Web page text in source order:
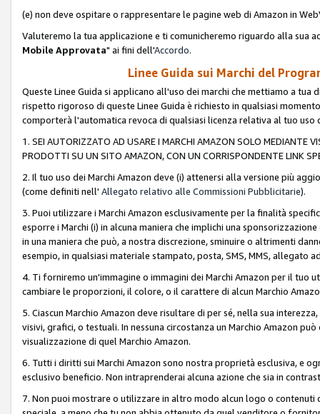
(e) non deve ospitare o rappresentare le pagine web di Amazon in
Valuteremo la tua applicazione e ti comunicheremo riguardo alla sua
Mobile Approvata" ai fini dell'Accordo.
Linee Guida sui Marchi del
Queste Linee Guida si applicano all'uso dei marchi che mettiamo a
rispetto rigoroso di queste Linee Guida è richiesto in qualsiasi
comporterà l'automatica revoca di qualsiasi licenza relativa al tuo uso
1. SEI AUTORIZZATO AD USARE I MARCHI AMAZON SOLO MEDIANTE
PRODOTTI SU UN SITO AMAZON, CON UN CORRISPONDENTE LINK
2. Il tuo uso dei Marchi Amazon deve (i) attenersi alla versione più
(come definiti nell' Allegato relativo alle Commissioni Pubblicitarie).
3. Puoi utilizzare i Marchi Amazon esclusivamente per la finalità
esporre i Marchi (i) in alcuna maniera che implichi una
in una maniera che può, a nostra discrezione, sminuire o altrimenti
esempio, in qualsiasi materiale stampato, posta, SMS, MMS,
4. Ti forniremo un'immagine o immagini dei Marchi Amazon per il tuo
cambiare le proporzioni, il colore, o il carattere di alcun Marchio
5. Ciascun Marchio Amazon deve risultare di per sé, nella sua
visivi, grafici, o testuali. In nessuna circostanza un Marchio Amazon
visualizzazione di quel Marchio Amazon.
6. Tutti i diritti sui Marchi Amazon sono nostra proprietà esclusiva, e
esclusivo beneficio. Non intraprenderai alcuna azione che sia in
7. Non puoi mostrare o utilizzare in altro modo alcun logo o